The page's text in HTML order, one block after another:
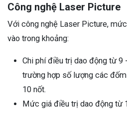
Công nghệ Laser Picture
Với công nghệ Laser Picture,
vào trong khoảng:
Chi phí điều trị dao động từ
trường hợp số lượng các
10 nốt.
Mức giá điều trị dao động